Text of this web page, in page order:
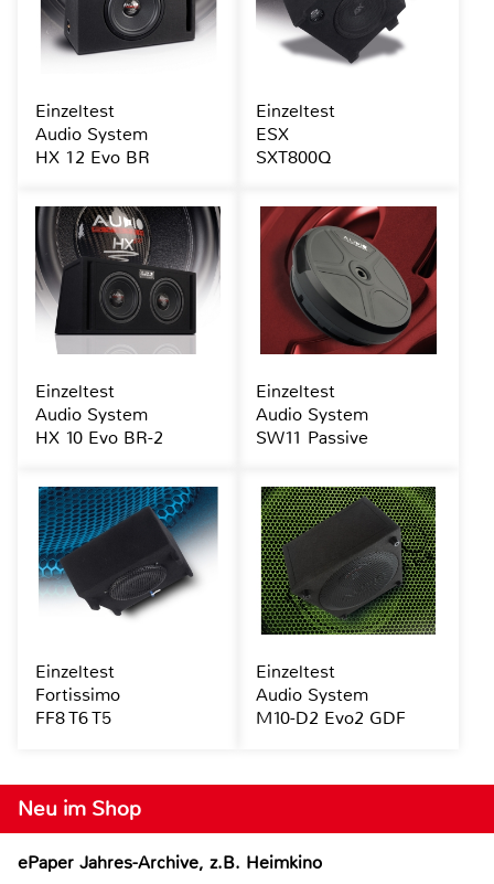
Neu im Shop
ePaper Jahres-Archive, z.B. Heimkino
Einzeltest
Audio System
HX 12 Evo BR
Einzeltest
ESX
SXT800Q
Einzeltest
Audio System
HX 10 Evo BR-2
Einzeltest
Audio System
SW11 Passive
Einzeltest
Fortissimo
FF8 T6 T5
Einzeltest
Audio System
M10-D2 Evo2 GDF